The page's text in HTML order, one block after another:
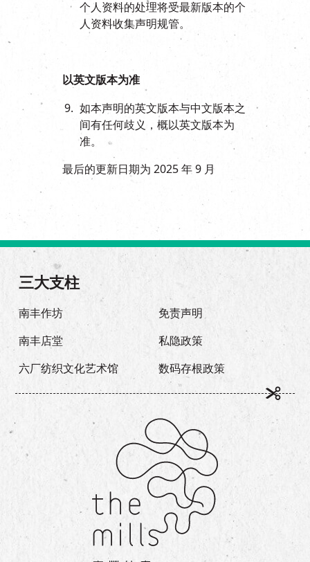
个人资料的处理将受最新版本的个
人资料收集声明规管。
以英文版本为准
如本声明的英文版本与中文版本之
间有任何歧义，概以英文版本为
准。
最后的更新日期为 2025 年 9 月
三大支柱
南丰作坊
南丰店堂
六厂纺织文化艺术馆
免责声明
私隐政策
数码存根政策